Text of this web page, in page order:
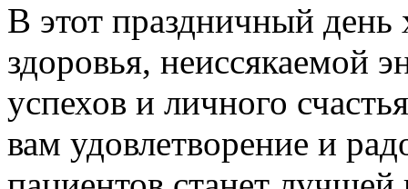
В этот праздничный день
здоровья, неиссякаемой
успехов и личного
вам удовлетворение и